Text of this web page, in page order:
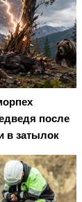
после
в затылок